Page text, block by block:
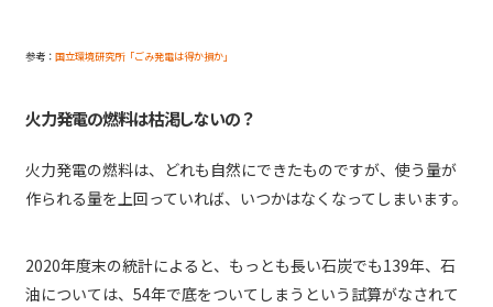
参考： 国立環境研究所「ごみ発電は得か損か」
火力発電の燃料は枯渇しないの？
火力発電の燃料は、どれも自然にできたものですが、使う量が
作られる量を上回っていれば、いつかはなくなってしまいます。
2020年度末の統計によると、もっとも長い石炭でも139年、石
油については、54年で底をついてしまうという試算がなされて